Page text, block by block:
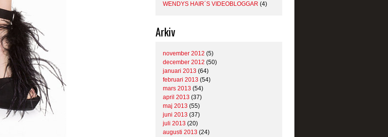
WENDYS HAIR´S VIDEOBLOGGAR (4)
Arkiv
november 2012 (5)
december 2012 (50)
januari 2013 (64)
februari 2013 (54)
mars 2013 (54)
april 2013 (37)
maj 2013 (55)
juni 2013 (37)
juli 2013 (20)
augusti 2013 (24)